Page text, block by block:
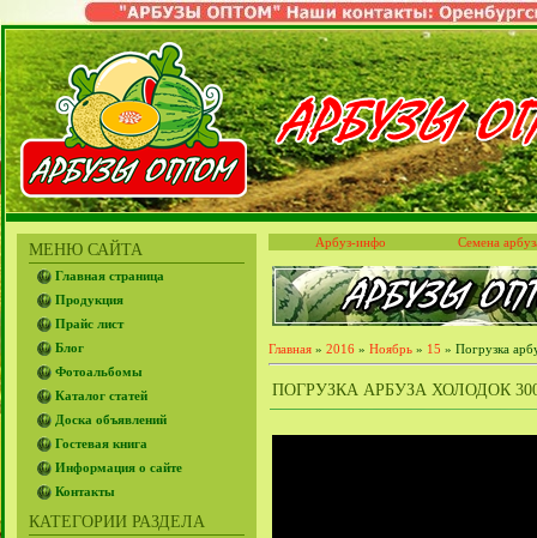
МЕНЮ САЙТА
Главная страница
Продукция
Прайс лист
Блог
Фотоальбомы
Каталог статей
Доска объявлений
Гостевая книга
Информация о сайте
Контакты
КАТЕГОРИИ РАЗДЕЛА
Арбуз-инфо Семена
Главная » 2016 » Ноябрь » 15 » Погрузка
ПОГРУЗКА АРБУЗА ХОЛОДОК